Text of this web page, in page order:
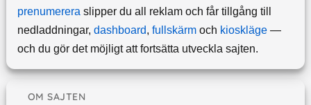
prenumereraslipper du all reklam och får tillgång till
nedladdningar, dashboard, fullskärmoch kioskläge—
och du gör det möjligt att fortsätta utveckla sajten.
OM SAJTEN